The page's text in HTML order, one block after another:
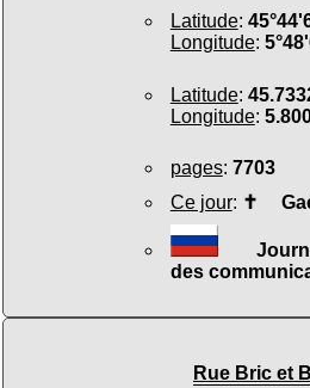
Latitude:
Longitude:
Latitude:
Longitude:
pages: 7703
Ce jour: ✝
des
Rue Bric et